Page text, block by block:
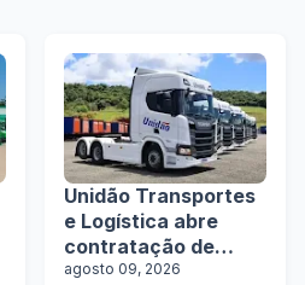
Unidão Transportes
e Logística abre
contratação de
motoristas com e
agosto 09, 2026